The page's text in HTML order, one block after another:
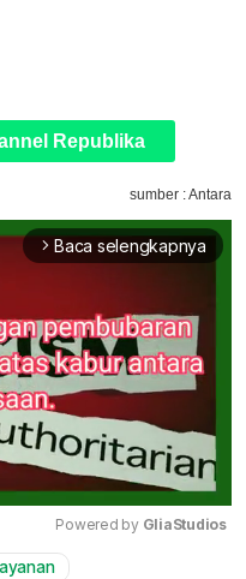
Republika
sumber : Antara
arrow_forward_ios Baca selengkapnya
Powered by GliaStudios